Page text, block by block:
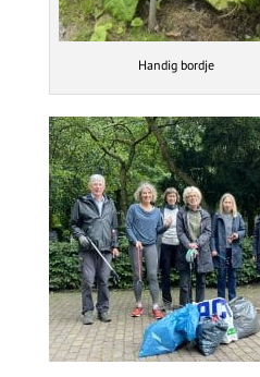
Handig bordje